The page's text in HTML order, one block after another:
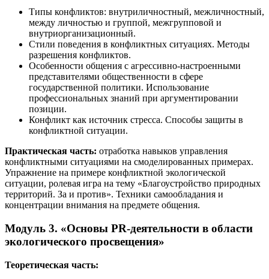
Типы конфликтов: внутриличностный, межличностный,
между личностью и группой, межгрупповой и
внутриорганизационный.
Стили поведения в конфликтных ситуациях. Методы
разрешения конфликтов.
Особенности общения с агрессивно-настроенными
представителями общественности в сфере
государственной политики. Использование
профессиональных знаний при аргументировании
позиции.
Конфликт как источник стресса. Способы защиты в
конфликтной ситуации.
Практическая часть: отработка навыков управления
конфликтными ситуациями на смоделированных примерах.
Упражнение на примере конфликтной экологической
ситуации, ролевая игра на тему «Благоустройство природных
территорий. За и против». Техники самообладания и
концентрации внимания на предмете общения.
Модуль 3. «Основы PR-деятельности в области
экологического просвещения»
Теоретическая часть: